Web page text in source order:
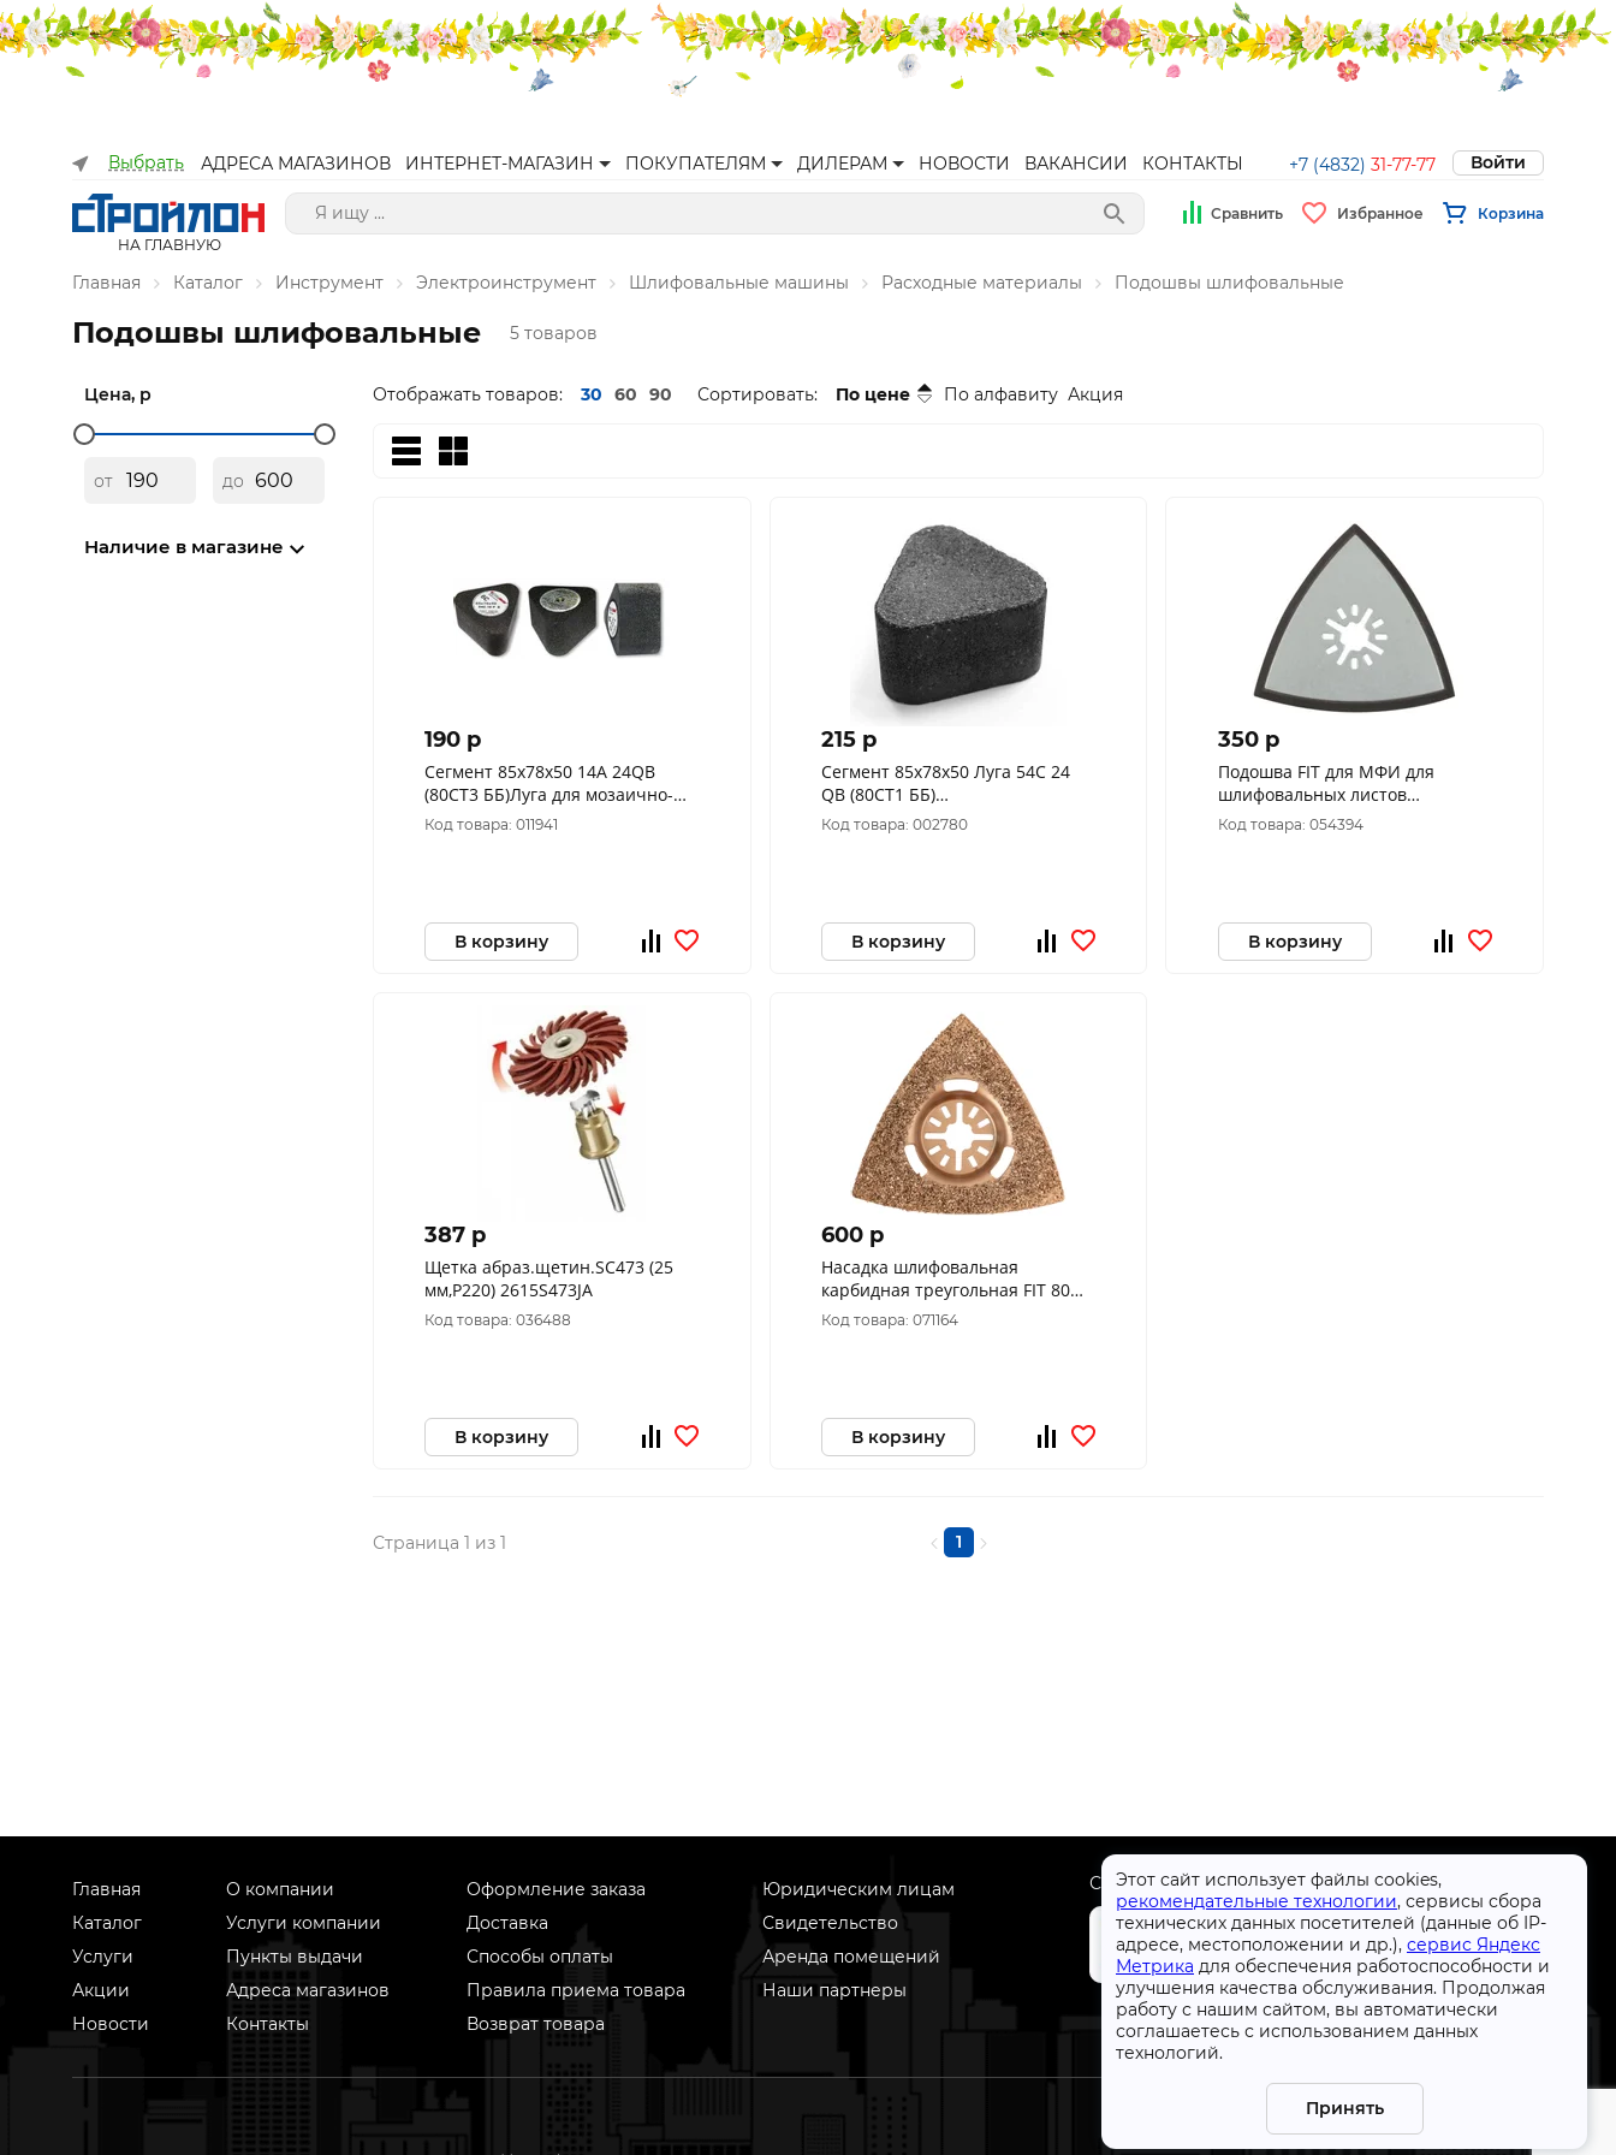
Выбрать АДРЕСА МАГАЗИНОВ ИНТЕРНЕТ-МАГАЗИН ПОКУПАТЕЛЯМ ДИЛЕРАМ НОВОСТИ ВАКАНСИИ КОНТАКТЫ +7 (4832) 31-77-77 Войти
НА ГЛАВНУЮ
Сравнить Избранное Корзина
Главная Каталог Инструмент Электроинструмент Шлифовальные машины Расходные материалы Подошвы шлифовальные
Этот сайт использует файлы cookies,
рекомендательные технологии, сервисы сбора
технических данных посетителей (данные об IP-
адресе, местоположении и др.), сервис Яндекс
Метрика для обеспечения работоспособности и
улучшения качества обслуживания. Продолжая
работу с нашим сайтом, вы автоматически
соглашаетесь с использованием данных
технологий.
Принять
Подошвы шлифовальные 5 товаров
Цена, р
от до
Наличие в магазине
Отображать товаров: 30 60 90 Сортировать: По цене По алфавиту Акция
190 p
Сегмент 85х78х50 14А 24QB
(80СТ3 ББ)Луга для мозаично-
шлиф.машины
Код товара: 011941
В корзину
215 p
Сегмент 85х78х50 Луга 54С 24
QB (80СТ1 ББ)
(D3100857850625Q) с гайкой
Код товара: 002780
В корзину
350 p
Подошва FIT для МФИ для
шлифовальных листов
треугольная 80 мм 37951
Код товара: 054394
В корзину
387 p
Щетка абраз.щетин.SC473 (25
мм,Р220) 2615S473JA
Код товара: 036488
В корзину
600 p
Насадка шлифовальная
карбидная треугольная FIT 80
мм 37935
Код товара: 071164
В корзину
Страница 1 из 1 1
Главная
Каталог
Услуги
Акции
Новости
О компании
Услуги компании
Пункты выдачи
Адреса магазинов
Контакты
Оформление заказа
Доставка
Способы оплаты
Правила приема товара
Возврат товара
Юридическим лицам
Свидетельство
Аренда помещений
Наши партнеры
Скачать приложение
+7 (4832) 31-77-77